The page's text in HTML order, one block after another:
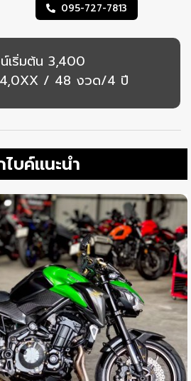
095-727-7813
เริ่มต้น 3,400
4,0XX / 48 งวด/4 ปี
บค์แนะนำ